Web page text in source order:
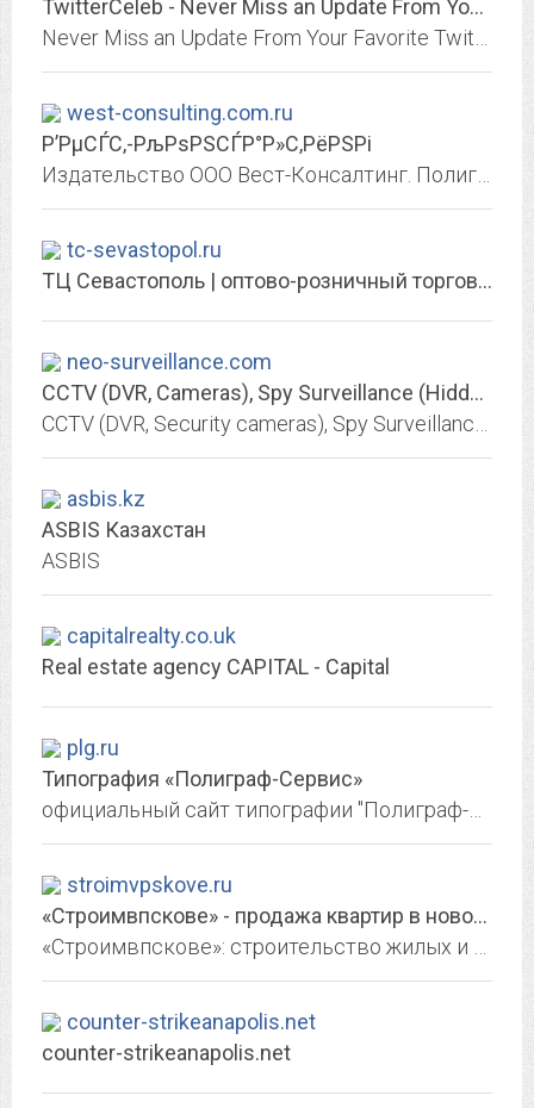
TwitterCeleb - Never Miss an Update From Your Favorite Twitter Star
west-consulting.com.ru
Р’РµСЃС‚-РљРѕРЅСЃР°Р»С‚РёРЅРі
tc-sevastopol.ru
ТЦ Севастополь | оптово-розничный торговый центр
neo-surveillance.com
CCTV (DVR, Cameras), Spy Surveillance (Hidden Cameras, Portable Video Recorders)
asbis.kz
ASBIS Казахстан
ASBIS
capitalrealty.co.uk
Real estate agency CAPITAL - Capital
plg.ru
Типография «Полиграф-Сервис»
stroimvpskove.ru
«Строимвпскове» - продажа квартир в новостройках Пскова. Купить квартиру в...
counter-strikeanapolis.net
counter-strikeanapolis.net